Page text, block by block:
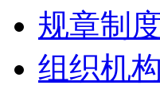
规章制
组织机构